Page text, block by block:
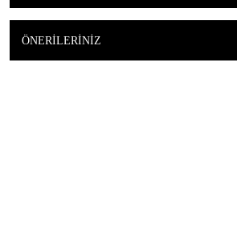
ÖNERILERINIZ